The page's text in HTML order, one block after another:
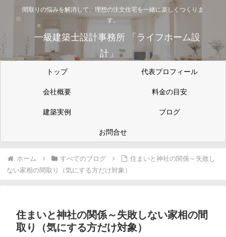
間取りの悩みを解消して、理想の注文住宅を一緒に楽しくつくりま
す。
一級建築士設計事務所 「ライフホーム設
計」
トップ
代表プロフィール
会社概要
料金の目安
建築実例
ブログ
お問合せ
ホーム すべてのブログ
住まいと神社の関係～失敗し
ない家相の間取り（気にする方だけ対象）
住まいと神社の関係～失敗しない家相の間
取り（気にする方だけ対象）